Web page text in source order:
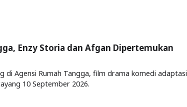
Enzy Storia dan Afgan Dipertemukan
di Agensi Rumah Tangga, film drama komedi adaptasi
10 September 2026.